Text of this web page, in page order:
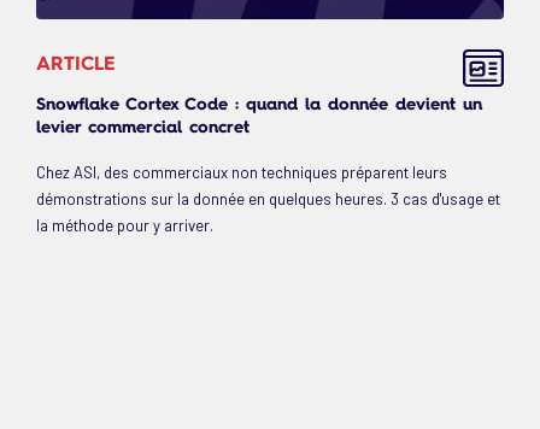
ARTICLE
Snowflake Cortex Code : quand la donnée devient un
levier commercial concret
Chez ASI, des commerciaux non techniques préparent leurs
démonstrations sur la donnée en quelques heures. 3 cas d'usage et
la méthode pour y arriver.